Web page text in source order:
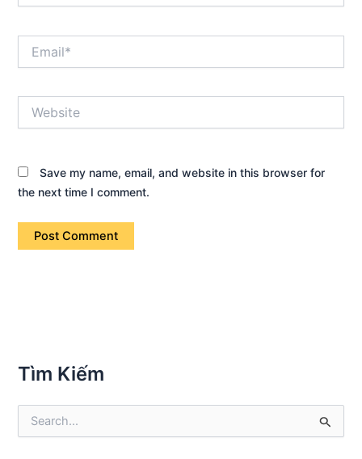
Save my name, email, and website in this browser for
the next time I comment.
Tìm Kiếm
e